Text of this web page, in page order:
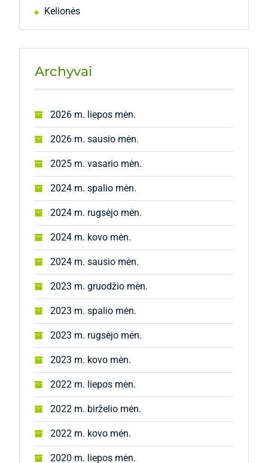
Kelionės
Archyvai
2026 m. liepos mėn.
2026 m. sausio mėn.
2025 m. vasario mėn.
2024 m. spalio mėn.
2024 m. rugsėjo mėn.
2024 m. kovo mėn.
2024 m. sausio mėn.
2023 m. gruodžio mėn.
2023 m. spalio mėn.
2023 m. rugsėjo mėn.
2023 m. kovo mėn.
2022 m. liepos mėn.
2022 m. birželio mėn.
2022 m. kovo mėn.
2020 m. liepos mėn.